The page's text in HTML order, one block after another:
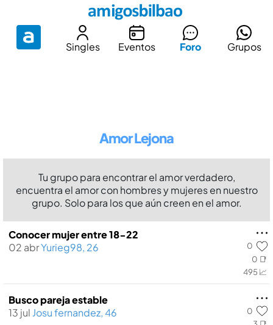
Singles Eventos Foro Grupos
Amor Lejona
Tu grupo para encontrar el amor verdadero,
encuentra el amor con hombres y mujeres en nuestro
grupo. Solo para los que aún creen en el amor.
0
0 📑
495 📈
Conocer mujer entre 18-22
02 abrYurieg98, 26
0
Busco pareja estable
13 jul Josu fernandez, 46